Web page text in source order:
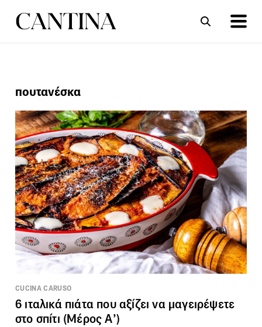
ΣΥΝΤΑΓΕΣ
πουτανέσκα
CUCINA CARUSO
6 ιταλικά πιάτα που αξίζει να μαγειρέψετε
στο σπίτι (Μέρος Α’)